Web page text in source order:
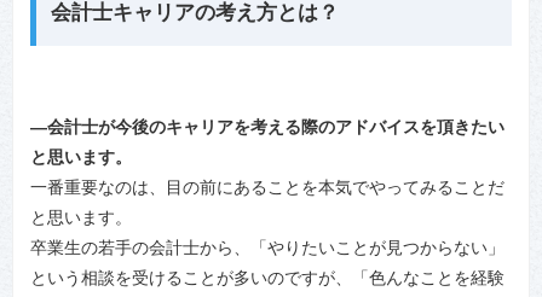
会計士キャリアの考え方とは？
―会計士が今後のキャリアを考える際のアドバイスを頂きたい
と思います。
一番重要なのは、目の前にあることを本気でやってみることだ
と思います。
卒業生の若手の会計士から、「やりたいことが見つからない」
という相談を受けることが多いのですが、「色んなことを経験